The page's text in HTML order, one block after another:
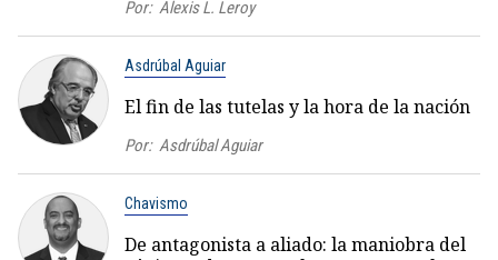
Por: Alexis L. Leroy
Asdrúbal Aguiar
El fin de las tutelas y la hora de la nación
Por: Asdrúbal Aguiar
Chavismo
De antagonista a aliado: la maniobra del